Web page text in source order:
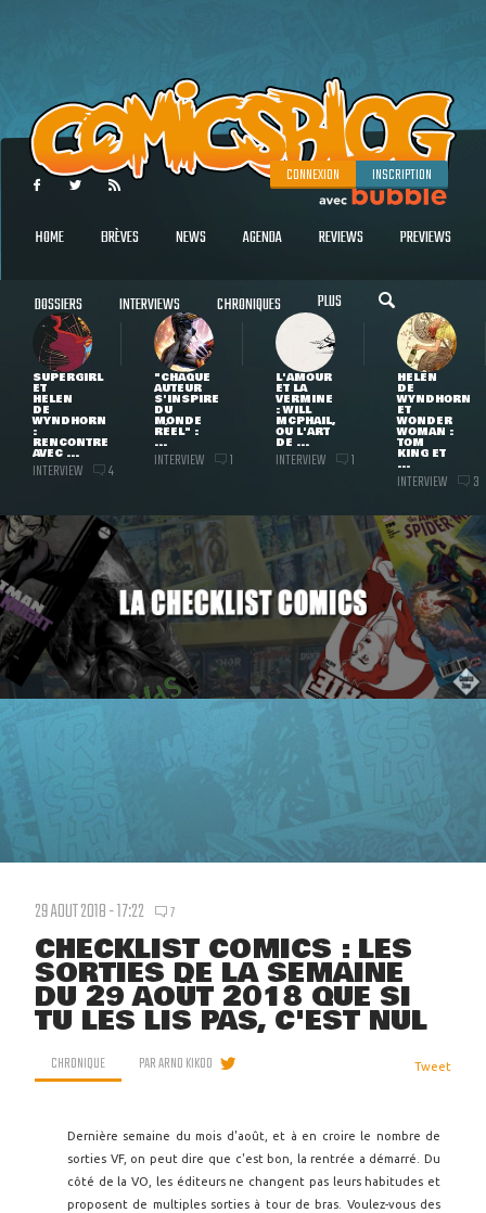
CONNEXION INSCRIPTION
HOME BRÈVES NEWS AGENDA REVIEWS PREVIEWS
DOSSIERS INTERVIEWS CHRONIQUES PLUS
SUPERGIRL
ET
HELEN
DE
WYNDHORN
:
RENCONTRE
AVEC ...
INTERVIEW 4
"CHAQUE
AUTEUR
S'INSPIRE
DU
MONDE
RÉEL" :
...
INTERVIEW 1
L'AMOUR
ET LA
VERMINE
: WILL
MCPHAIL,
OU L'ART
DE ...
INTERVIEW 1
HELEN
DE
WYNDHORN
ET
WONDER
WOMAN :
TOM
KING ET
...
INTERVIEW 3
29 AOUT 2018 - 17:22 7
CHECKLIST COMICS : LES
SORTIES DE LA SEMAINE
DU 29 AOÛT 2018 QUE SI
TU LES LIS PAS, C'EST NUL
CHRONIQUE PARARNO KIKOO Tweet
Dernière semaine du mois d'août, et à en croire le nombre de
sorties VF, on peut dire que c'est bon, la rentrée a démarré. Du
côté de la VO, les éditeurs ne changent pas leurs habitudes et
proposent de multiples sorties à tour de bras. Voulez-vous des